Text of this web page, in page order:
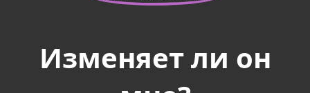
Изменяет ли он